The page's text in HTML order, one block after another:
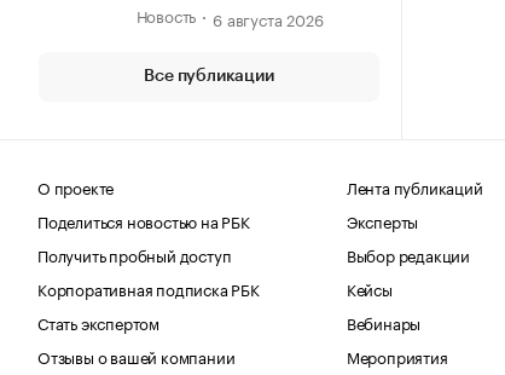
Новость
6 августа 2026
Все публикации
О проекте
Поделиться новостью на РБК
Получить пробный доступ
Корпоративная подписка РБК
Стать экспертом
Отзывы о вашей компании
Лента публикаций
Эксперты
Выбор редакции
Кейсы
Вебинары
Мероприятия